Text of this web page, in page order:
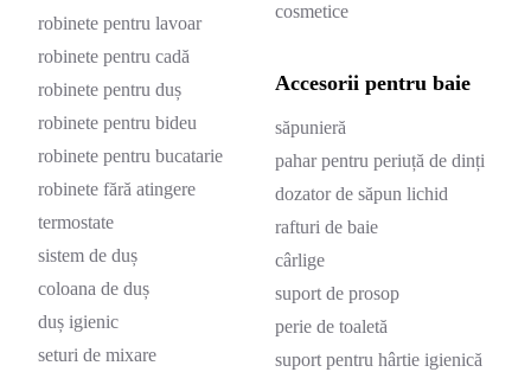
robinete pentru lavoar
robinete pentru cadă
robinete pentru duș
robinete pentru bideu
robinete pentru bucatarie
robinete fără atingere
termostate
sistem de duș
coloana de duș
duș igienic
seturi de mixare
cosmetice
Accesorii pentru baie
săpunieră
pahar pentru periuță de dinți
dozator de săpun lichid
rafturi de baie
cârlige
suport de prosop
perie de toaletă
suport pentru hârtie igienică